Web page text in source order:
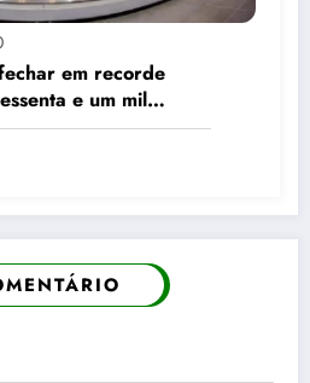
em recorde
e um mil
recua para cinco